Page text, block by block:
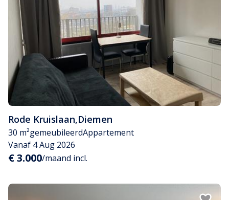
Rode Kruislaan,Diemen
30 m²gemeubileerdAppartement
Vanaf 4 Aug 2026
€ 3.000/maand incl.